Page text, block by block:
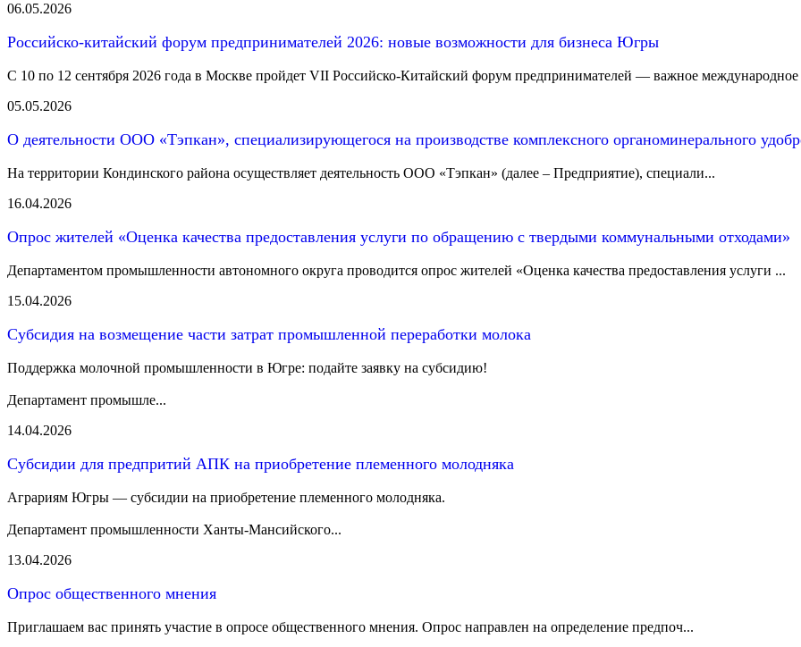
06.05.2026
Российско-китайский форум предпринимателей 2026: новые возможности для бизнеса Югры
С 10 по 12 сентября 2026 года в Москве пройдет VII Российско-Китайский форум предпринимателей — важное международное
05.05.2026
О деятельности ООО «Тэпкан», специализирующегося на производстве комплексного органоминерального
На территории Кондинского района осуществляет деятельность ООО «Тэпкан» (далее – Предприятие), специали...
16.04.2026
Опрос жителей «Оценка качества предоставления услуги по обращению с твердыми коммунальными отходами»
Департаментом промышленности автономного округа проводится опрос жителей «Оценка качества предоставления услуги ...
15.04.2026
Субсидия на возмещение части затрат промышленной переработки молока
Поддержка молочной промышленности в Югре: подайте заявку на субсидию!
Департамент промышле...
14.04.2026
Субсидии для предпритий АПК на приобретение племенного молодняка
Аграриям Югры — субсидии на приобретение племенного молодняка.
Департамент промышленности Ханты‑Мансийского...
13.04.2026
Опрос общественного мнения
Приглашаем вас принять участие в опросе общественного мнения. Опрос направлен на определение предпоч...